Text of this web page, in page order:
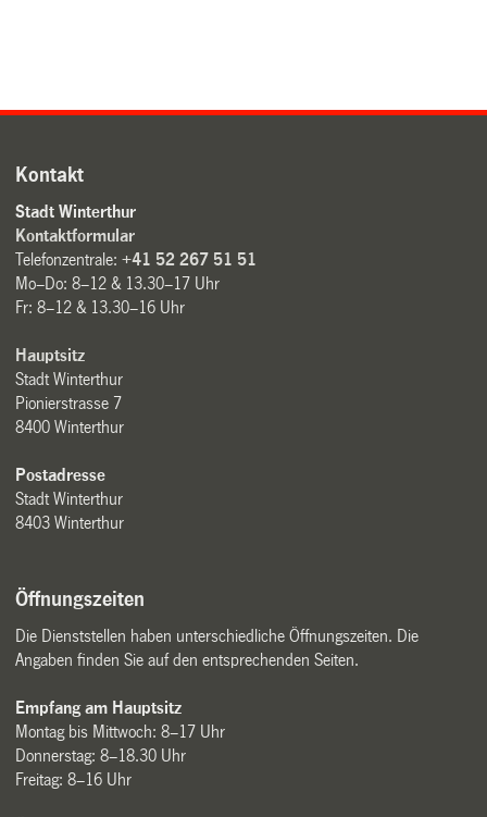
Kontakt
Stadt Winterthur
Kontaktformular
Telefonzentrale:+41 52 267 51 51
Mo–Do: 8–12 & 13.30–17 Uhr
Fr: 8–12 & 13.30–16 Uhr
Hauptsitz
Stadt Winterthur
Pionierstrasse 7
8400 Winterthur
Postadresse
Stadt Winterthur
8403 Winterthur
Öffnungszeiten
Die Dienststellen haben unterschiedliche Öffnungszeiten. Die
Angaben finden Sie auf den entsprechenden Seiten.
Empfang am Hauptsitz
Montag bis Mittwoch: 8–17 Uhr
Donnerstag: 8–18.30 Uhr
Freitag: 8–16 Uhr